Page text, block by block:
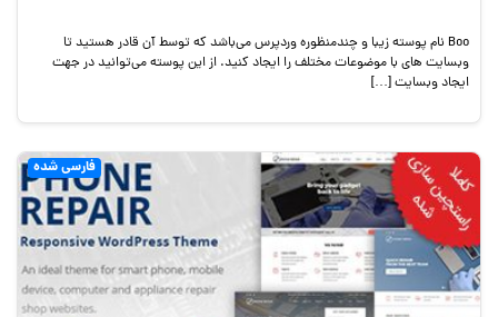
Boo نام پوسته زیبا و چندمنظوره وردپرس می‌باشد که توسط آن قادر هستید تا
وبسایت های با موضوعات مختلف را ایجاد کنید. از این پوسته می‌توانید در جهت
ایجاد وبسایت […]
فارسی شده